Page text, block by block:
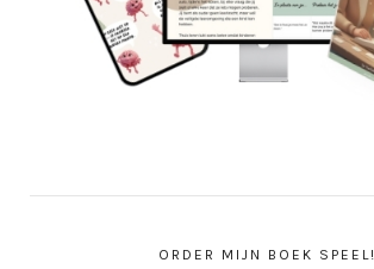
ORDER MIJN BOEK SPEEL!